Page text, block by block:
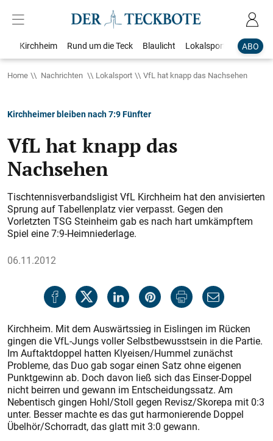
ABO
Kirchheim Rund um die Teck Blaulicht Lokalsport
Home Nachrichten Lokalsport VfL hat knapp das Nachsehen
Kirchheimer bleiben nach 7:9 Fünfter
VfL hat knapp das
Nachsehen
Tischtennisverbandsligist VfL Kirchheim hat den anvisierten
Sprung auf Tabellenplatz vier verpasst. Gegen den
Vorletzten TSG Steinheim gab es nach hart umkämpftem
Spiel eine 7:9-Heimniederlage.
06.11.2012
Kirchheim. Mit dem Auswärtssieg in Eislingen im Rücken
gingen die VfL-Jungs voller Selbstbewusstsein in die Partie.
Im Auftaktdoppel hatten Klyeisen/Hummel zunächst
Probleme, das Duo gab sogar einen Satz ohne eigenen
Punktgewinn ab. Doch davon ließ sich das Einser-Doppel
nicht beirren und gewann im Entscheidungssatz. Am
Nebentisch gingen Hohl/Stoll gegen Revisz/Skorepa mit 0:3
unter. Besser machte es das gut harmonierende Doppel
Übelhör/Schorradt, das glatt mit 3:0 gewann.